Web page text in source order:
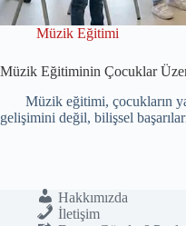
Müzik Eğitimi
Müzik Eğitiminin Çocuklar
Müzik eğitimi, çocukların
gelişimini değil, bilişsel
Hakkımızda
İletişim